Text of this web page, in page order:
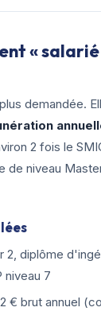
«
demandée.
2 fois le
de niveau
2, diplôme
niveau 7
€ brut annuel